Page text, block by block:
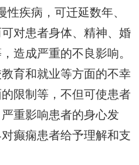
性疾病，可迁延数年、
对患者身体、精神、婚
造成严重的不良影响。
育和就业等方面的不幸
限制等，不但可使患者
重影响患者的身心发
癫痫患者给予理解和支